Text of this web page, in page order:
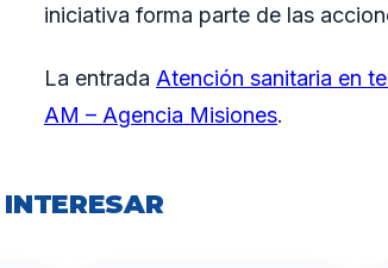
iniciativa forma parte de las
La entrada Atención sanitaria en
AM – Agencia Misiones.